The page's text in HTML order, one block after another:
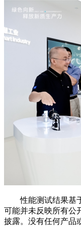
性能测试结果基于
可能并未反映所有公
披露。没有任何产品